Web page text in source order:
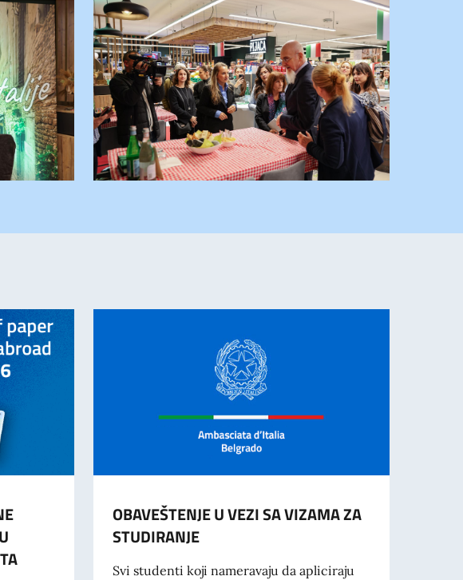
OBAVEŠTENJE U VEZI SA VIZAMA ZA
STUDIRANJE
Svi studenti koji nameravaju da apliciraju